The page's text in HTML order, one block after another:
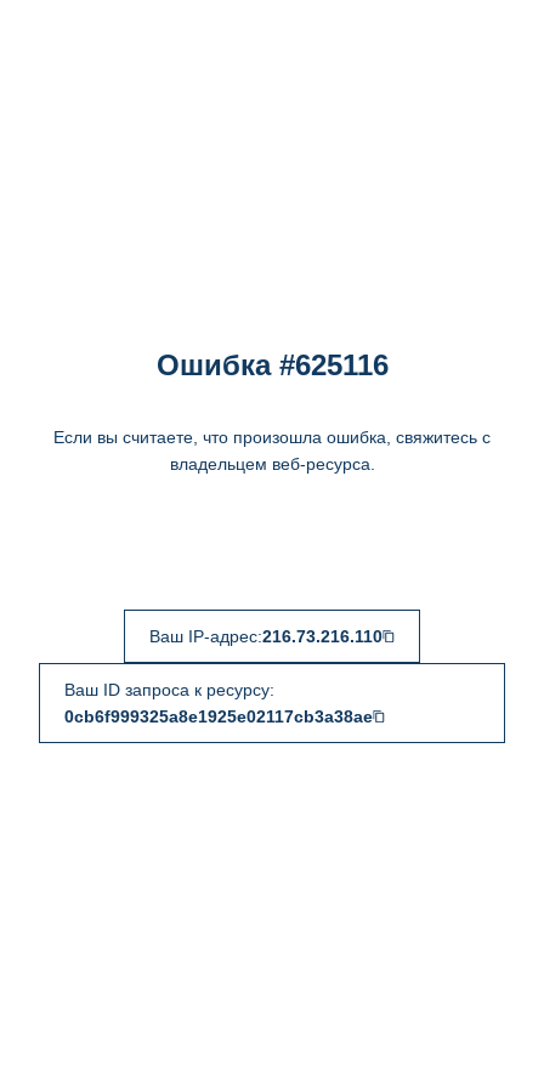
Ошибка #625116
Если вы считаете, что произошла ошибка, свяжитесь с
владельцем веб-ресурса.
Ваш IP-адрес:216.73.216.110
Ваш ID запроса к ресурсу:
0cb6f999325a8e1925e02117cb3a38ae